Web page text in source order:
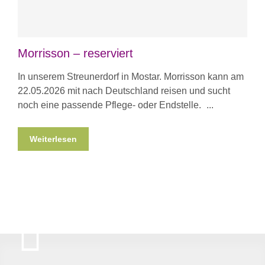
Morrisson – reserviert
In unserem Streunerdorf in Mostar. Morrisson kann am
22.05.2026 mit nach Deutschland reisen und sucht
noch eine passende Pflege- oder Endstelle.
Weiterlesen